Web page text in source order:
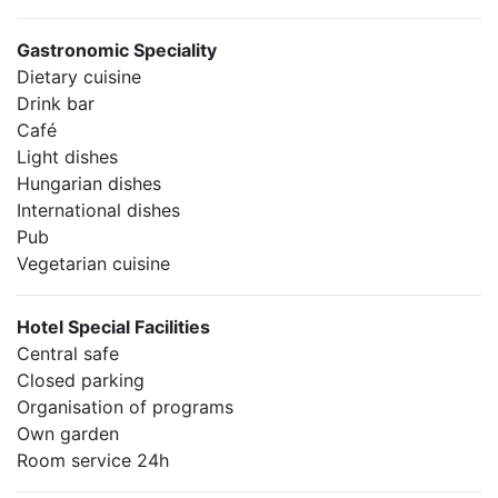
Gastronomic Speciality
Dietary cuisine
Drink bar
Café
Light dishes
Hungarian dishes
International dishes
Pub
Vegetarian cuisine
Hotel Special Facilities
Central safe
Closed parking
Organisation of programs
Own garden
Room service 24h